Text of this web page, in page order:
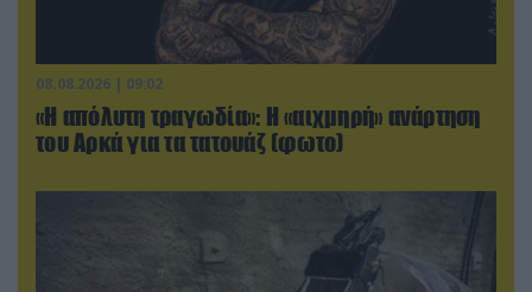
08.08.2026 | 09:02
«Η απόλυτη τραγωδία»: Η «αιχμηρή» ανάρτηση
του Αρκά για τα τατουάζ (φωτο)